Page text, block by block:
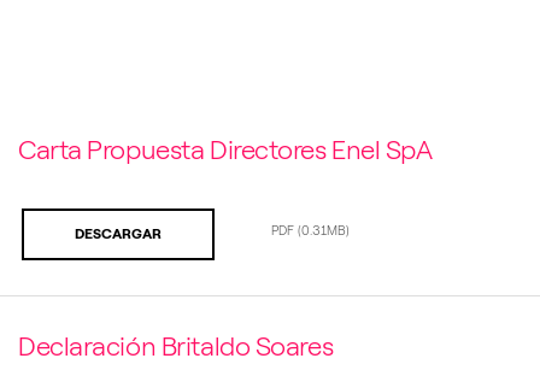
Carta Propuesta Directores Enel SpA
PDF (0.31MB)
DESCARGAR
Declaración Britaldo Soares